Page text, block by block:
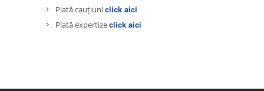
Plată cauțiuniclick aici
Plată expertizeclick aici